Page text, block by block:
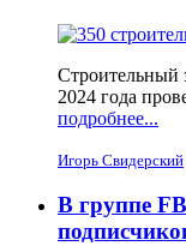
Строительный
2024 года
подробнее...
Игорь Свидерский
В группе